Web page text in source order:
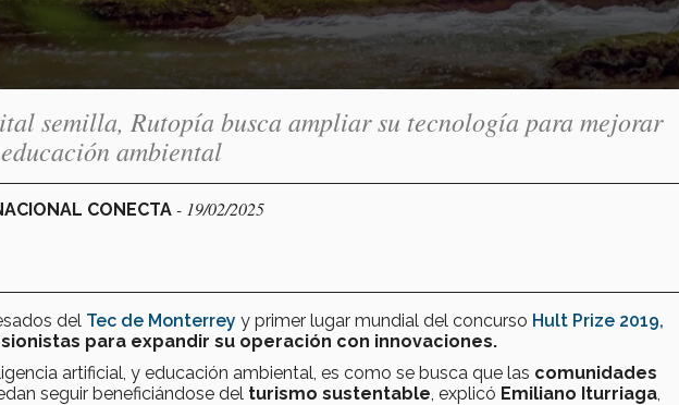
semilla, Rutopía busca ampliar su tecnología para mejorar
ambiental
CONECTA - 19/02/2025
del Tec de Monterrey y primer lugar mundial del concurso Hult Prize 2019,
para expandir su operación con innovaciones.
artificial, y educación ambiental, es como se busca que las comunidades
seguir beneficiándose del turismo sustentable , explicó Emiliano Iturriaga